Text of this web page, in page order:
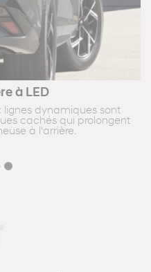
à LED
lignes dynamiques sont
cachés qui prolongent
à l‘arrière.